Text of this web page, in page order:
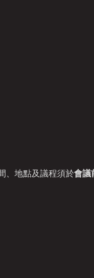
、地點及議程須於會議